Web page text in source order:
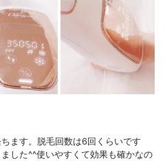
ます。脱毛回数は6回くらいです
した^^使いやすくて効果も確かなの